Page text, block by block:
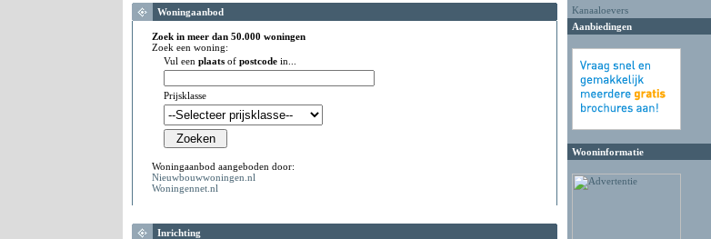
Woningaanbod
Zoek in meer dan 50.000 woningen
Zoek een woning:
Vul een plaats of postcode in...
Prijsklasse
Woningaanbod aangeboden door:
Nieuwbouwwoningen.nl
Woningennet.nl
Inrichting
Kanaaloevers
Aanbiedingen
Wooninformatie